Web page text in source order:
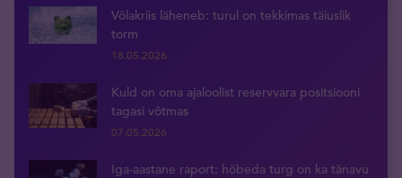
Võlakriis läheneb: turul on tekkimas täiuslik
torm
18.05.2026
Kuld on oma ajaloolist reservvara positsiooni
tagasi võtmas
07.05.2026
Iga-aastane raport: hõbeda turg on ka tänavu